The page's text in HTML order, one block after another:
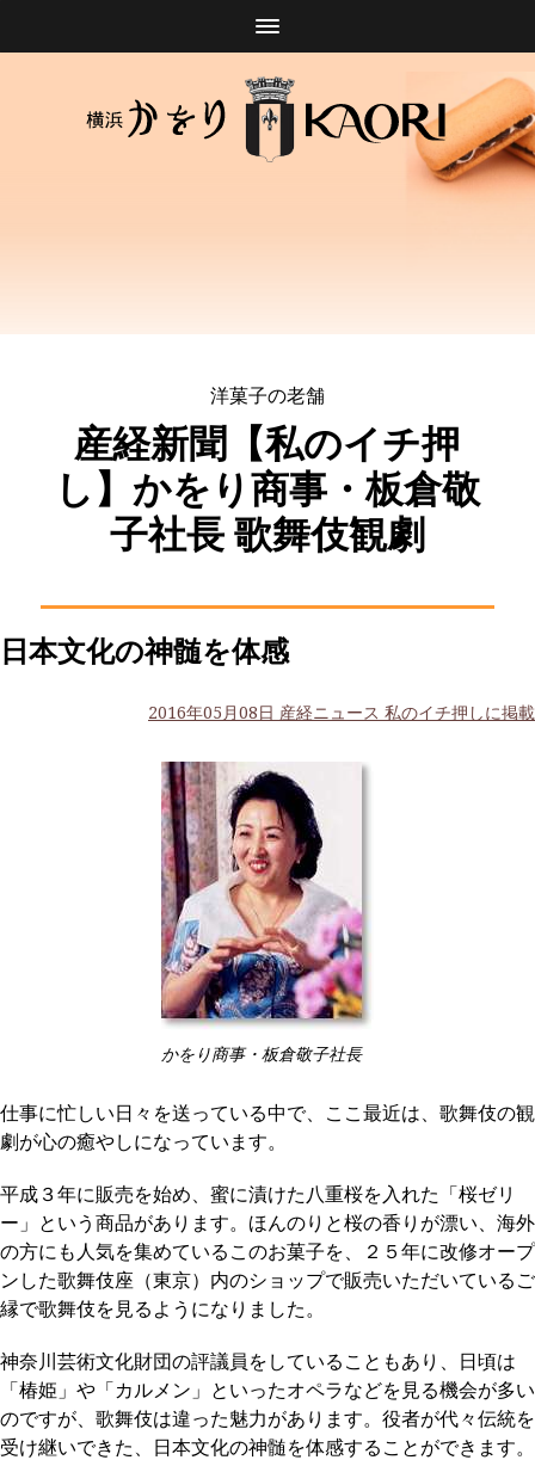
洋菓子の老舗
産経新聞【私のイチ押
し】かをり商事・板倉敬
子社長 歌舞伎観劇
日本文化の神髄を体感
2016年05月08日 産経ニュース 私のイチ押しに掲載
かをり商事・板倉敬子社長
仕事に忙しい日々を送っている中で、ここ最近は、歌舞伎の観
劇が心の癒やしになっています。
平成３年に販売を始め、蜜に漬けた八重桜を入れた「桜ゼリ
ー」という商品があります。ほんのりと桜の香りが漂い、海外
の方にも人気を集めているこのお菓子を、２５年に改修オープ
ンした歌舞伎座（東京）内のショップで販売いただいているご
縁で歌舞伎を見るようになりました。
神奈川芸術文化財団の評議員をしていることもあり、日頃は
「椿姫」や「カルメン」といったオペラなどを見る機会が多い
のですが、歌舞伎は違った魅力があります。役者が代々伝統を
受け継いできた、日本文化の神髄を体感することができます。